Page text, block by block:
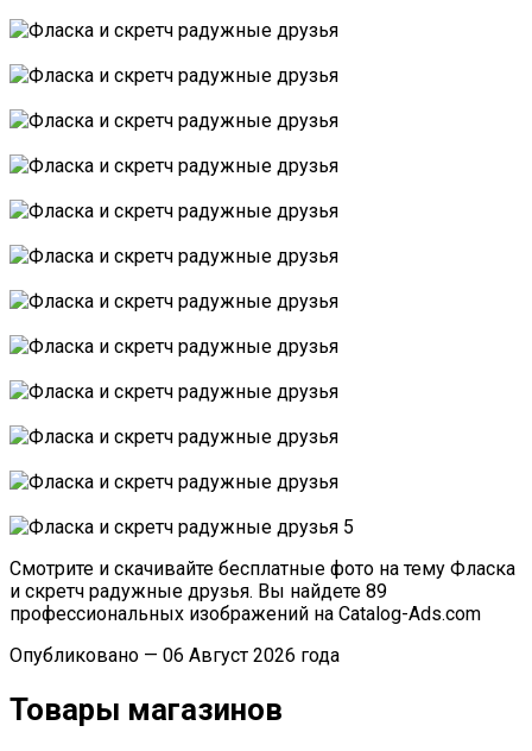
Смотрите и скачивайте бесплатные фото на тему Фласка
и скретч радужные друзья. Вы найдете 89
профессиональных изображений на Catalog-Ads.com
Опубликовано — 06 Август 2026 года
Товары магазинов